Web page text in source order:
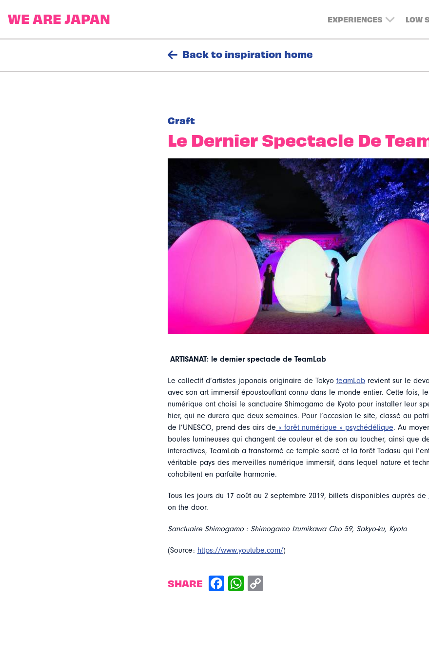
EXPERIENCES LOW
Back to inspiration home
Craft
Le Dernier Spectacle De
ARTISANAT: le dernier spectacle de TeamLab
Le collectif d’artistes japonais originaire de Tokyo teamLabrevient sur le
avec son art immersif époustouflant connu dans le monde entier. Cette fois,
numérique ont choisi le sanctuaire Shimogamo de Kyoto pour installer leur
hier, qui ne durera que deux semaines. Pour l’occasion le site, classé au
de l’UNESCO, prend des airs de « forêt numérique » psychédélique. Au
boules lumineuses qui changent de couleur et de son au toucher, ainsi que
interactives, TeamLab a transformé ce temple sacré et la forêt Tadasu qui
véritable pays des merveilles numérique immersif, dans lequel nature et
cohabitent en parfaite harmonie.
Tous les jours du 17 août au 2 septembre 2019, billets disponibles auprès de
on the door.
Sanctuaire Shimogamo : Shimogamo Izumikawa Cho 59, Sakyo-ku, Kyoto
(Source: https://www.youtube.com/)
SHARE